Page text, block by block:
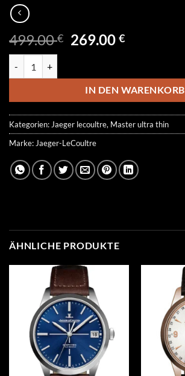
499.00€ Ursprünglicher
499.00 €
269.00€Aktueller
269.00 €.
IN DEN WARENKORB
Kategorien: Jaeger lecoultre, Master ultra thin
Marke: Jaeger-LeCoultre
ÄHNLICHE PRODUKTE